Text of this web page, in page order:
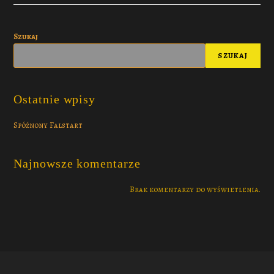
Szukaj
SZUKAJ
Ostatnie wpisy
Spóźnony Falstart
Najnowsze komentarze
Brak komentarzy do wyświetlenia.